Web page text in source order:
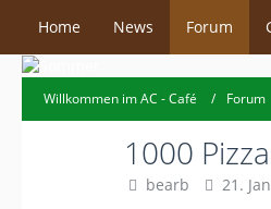
Home News Forum
Willkommen im AC - Café Forum
1000
bearb 21.